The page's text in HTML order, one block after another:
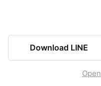
Download LINE